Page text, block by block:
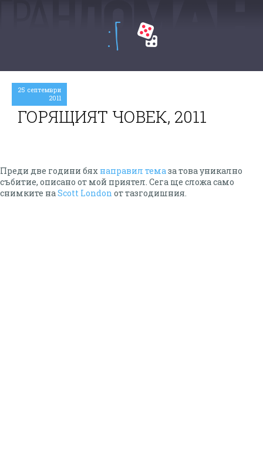
:Г
25 септември
2011
ГОРЯЩИЯТ ЧОВЕК, 2011
Преди две години бях направил темаза това уникално
събитие, описано от мой приятел. Сега ще сложа само
снимките наScott London от тазгодишния.